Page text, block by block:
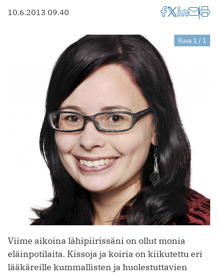
10.6.2013 09.40
Kuva 1 / 1
Viime aikoina lähipiirissäni on ollut monia
eläinpotilaita. Kissoja ja koiria on kiikutettu eri
lääkäreille kummallisten ja huolestuttavien